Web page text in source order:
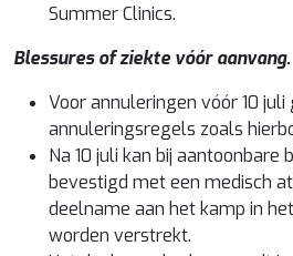
Summer Clinics.
Blessures of ziekte vóór aanvang.
Voor annuleringen vóór 10
annuleringsregels zoals
Na 10 juli kan bij aantoonbare
bevestigd met een medisch
deelname aan het kamp in
worden verstrekt.